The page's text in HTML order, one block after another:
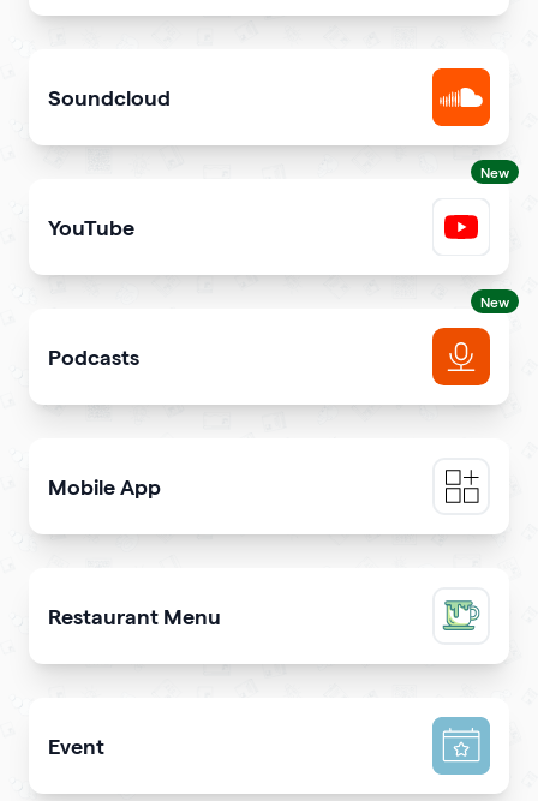
Soundcloud
Get your music heard on SoundCloud
New
YouTube
New
Podcasts
Get more podcast listeners and subscribers
Mobile App
Promote a mobile app & get more downloads
Restaurant Menu
Event